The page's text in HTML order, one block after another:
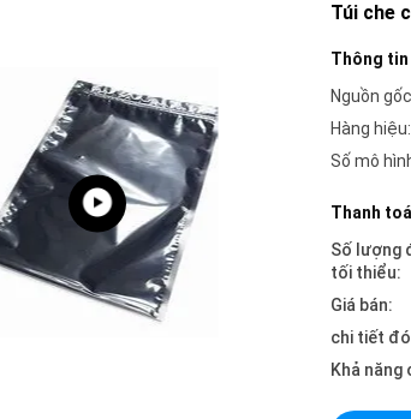
Túi che
Thông tin
Nguồn
Hàng hiệu:
Số mô
Thanh
Số lượng
tối thiểu:
Giá bán:
chi tiết
Khả năng